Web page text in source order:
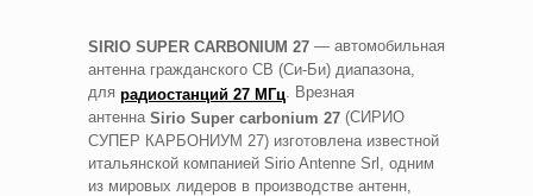
SIRIO SUPER CARBONIUM 27 — автомобильная
антенна гражданского CB (Си-Би) диапазона,
для радиостанций 27 МГц. Врезная
антенна Sirio Super carbonium 27 (СИРИО
СУПЕР КАРБОНИУМ 27) изготовлена известной
итальянской компанией Sirio Antenne Srl, одним
из мировых лидеров в производстве антенн,